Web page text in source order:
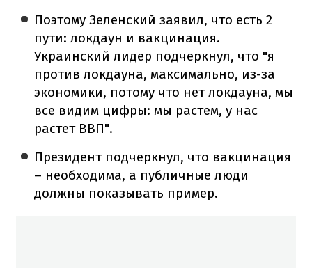
Поэтому Зеленский заявил, что есть 2
пути: локдаун и вакцинация.
Украинский лидер подчеркнул, что "я
против локдауна, максимально, из-за
экономики, потому что нет локдауна, мы
все видим цифры: мы растем, у нас
растет ВВП".
Президент подчеркнул, что вакцинация
– необходима, а публичные люди
должны показывать пример.